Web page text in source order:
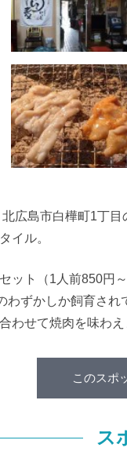
北広島市白樺町1丁
イル。
ット（1人前850円
わずかしか飼育さ
わせて焼肉を味わえ
このスポ
ス